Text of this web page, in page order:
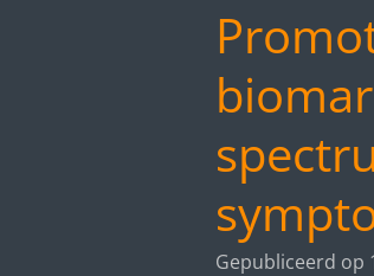
Gepubliceerd op